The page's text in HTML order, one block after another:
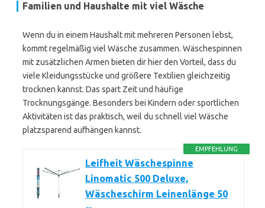
Familien und Haushalte mit viel Wäsche
Wenn du in einem Haushalt mit mehreren Personen lebst,
kommt regelmäßig viel Wäsche zusammen. Wäschespinnen
mit zusätzlichen Armen bieten dir hier den Vorteil, dass du
viele Kleidungsstücke und größere Textilien gleichzeitig
trocknen kannst. Das spart Zeit und häufige
Trocknungsgänge. Besonders bei Kindern oder sportlichen
Aktivitäten ist das praktisch, weil du schnell viel Wäsche
platzsparend aufhängen kannst.
EMPFEHLUNG
Leifheit Wäschespinne
Linomatic 500 Deluxe,
Wäscheschirm Leinenlänge 50